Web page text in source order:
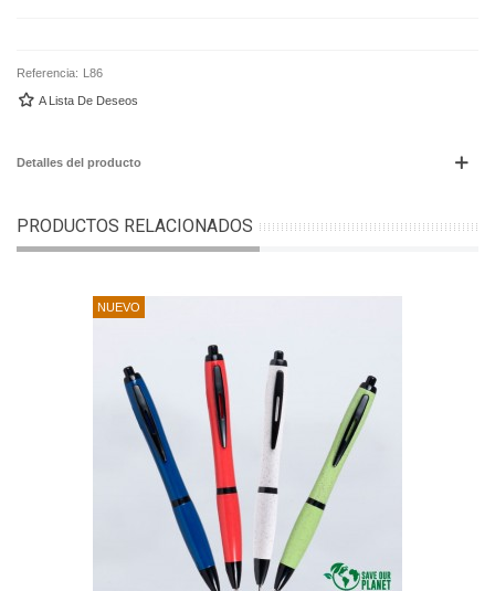
Referencia: L86
A Lista De Deseos
Detalles del producto
PRODUCTOS RELACIONADOS
NUEVO